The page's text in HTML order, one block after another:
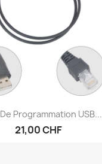
Anteprima
Programmation USB...
21,00 CHF